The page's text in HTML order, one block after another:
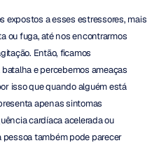
expostos a esses estressores, mais
ou fuga, até nos encontrarmos
Então, ficamos
e percebemos ameaças
isso que quando alguém está
apenas sintomas
cardíaca acelerada ou
pessoa também pode parecer